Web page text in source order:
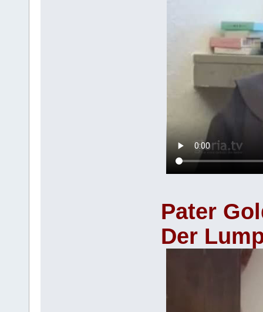
Pater
Der